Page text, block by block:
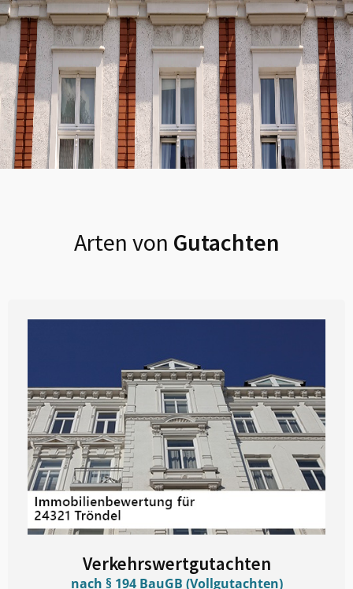
Arten von Gutachten
Verkehrswertgutachten
nach § 194 BauGB (Vollgutachten)